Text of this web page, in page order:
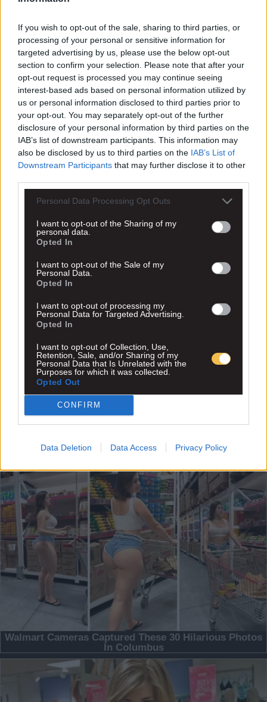
If you wish to opt-out of the sale, sharing to third parties, or
processing of your personal or sensitive information for
targeted advertising by us, please use the below opt-out
section to confirm your selection. Please note that after your
opt-out request is processed you may continue seeing
interest-based ads based on personal information utilized by
us or personal information disclosed to third parties prior to
your opt-out. You may separately opt-out of the further
disclosure of your personal information by third parties on the
IAB’s list of downstream participants. This information may
also be disclosed by us to third parties on the IAB’s List of
Downstream Participants that may further disclose it to other
Personal Data Processing Opt Outs
I want to opt-out of the Sharing of my
personal data.
Opted In
I want to opt-out of the Sale of my
Personal Data.
Opted In
I want to opt-out of processing my
Personal Data for Targeted Advertising.
Opted In
I want to opt-out of Collection, Use,
Retention, Sale, and/or Sharing of my
Personal Data that Is Unrelated with the
Purposes for which it was collected.
Opted Out
CONFIRM
Data Deletion Data Access Privacy Policy